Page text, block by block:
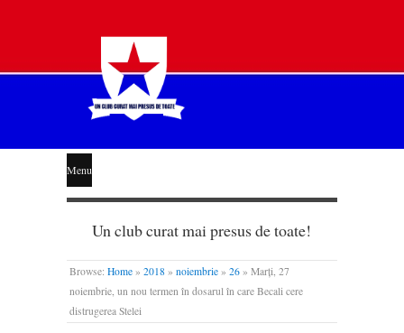
STEAUA
LIBERĂ
Menu
Un club curat mai presus de toate!
Browse: Home » 2018 » noiembrie » 26 » Marți, 27
noiembrie, un nou termen în dosarul în care Becali cere
distrugerea Stelei